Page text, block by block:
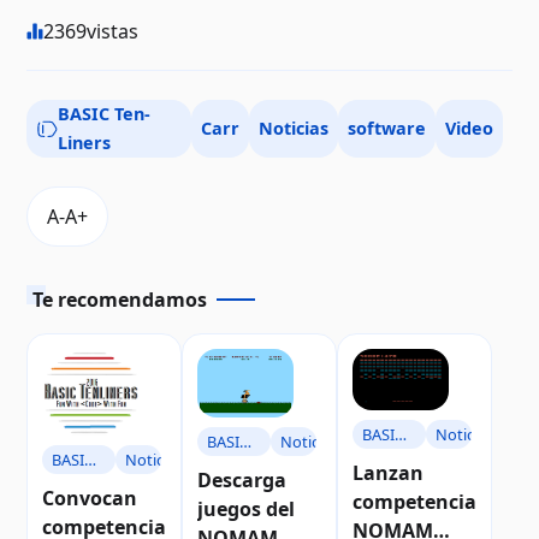
2369vistas
BASIC Ten-
Liners
Carr Noticias software Video
Te recomendamos
BASIC
Ten-
Noticias
Convocan
competencia
BASIC
Ten-
Noticias
Descarga
juegos del
BASIC
Noticias
Lanzan
competencia
NOMAM